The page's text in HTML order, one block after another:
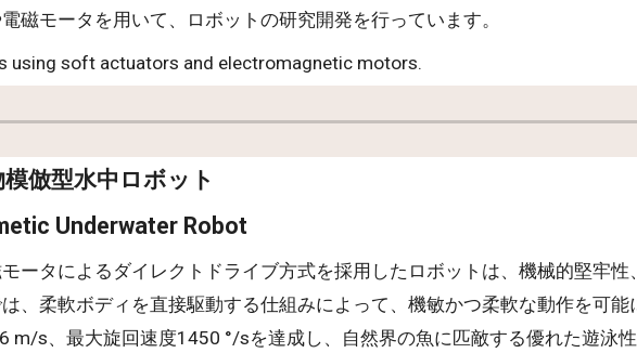
磁モータを用いて、ロボットの研究開発を行っています。
using soft actuators and electromagnetic motors.
倣型水中ロボット
Underwater Robot
ータによるダイレクトドライブ方式を採用したロボットは、機械的堅牢
、柔軟ボディを直接駆動する仕組みによって、機敏かつ柔軟な動作を可
m/s、最大旋回速度1450 °/sを達成し、自然界の魚に匹敵する優れた遊泳性